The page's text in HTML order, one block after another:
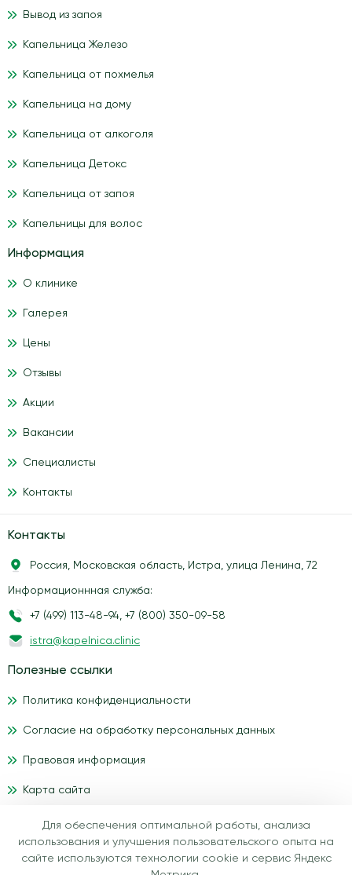
Вывод из запоя
Капельница Железо
Капельница от похмелья
Капельница на дому
Капельница от алкоголя
Капельница Детокс
Капельница от запоя
Капельницы для волос
Информация
О клинике
Галерея
Цены
Отзывы
Акции
Вакансии
Специалисты
Контакты
Контакты
Россия, Московская область, Истра, улица Ленина, 72
Информационнная служба:
+7 (499) 113-48-94, +7 (800) 350-09-58
istra@kapelnica.clinic
Полезные ссылки
Политика конфиденциальности
Согласие на обработку персональных данных
Правовая информация
Карта сайта
Материалы, размещенные на данном сайте, носят
информационный характер и предназначены для
образовательных целей. Посетители сайта медицинского
Для обеспечения оптимальной работы, анализа
использования и улучшения пользовательского опыта на
сайте используются технологии cookie и сервис Яндекс